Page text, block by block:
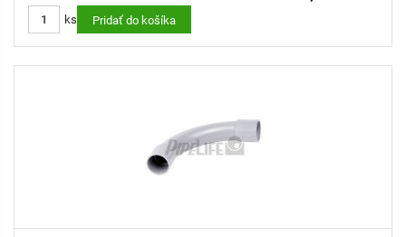
ks Pridať do košíka